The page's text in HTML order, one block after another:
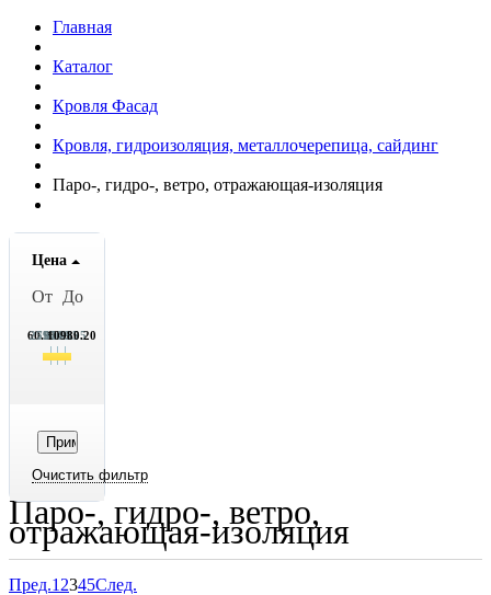
Главная
Каталог
Кровля Фасад
Кровля, гидроизоляция, металлочерепица, сайдинг
Паро-, гидро-, ветро, отражающая-изоляция
Цена
От До
60.95
2790.95
5520.95
8249.95
10980.20
Паро-, гидро-, ветро,
отражающая-изоляция
Пред.1 2345След.